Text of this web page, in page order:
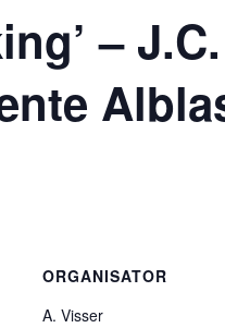
–
ORGANISATOR
A. Visser